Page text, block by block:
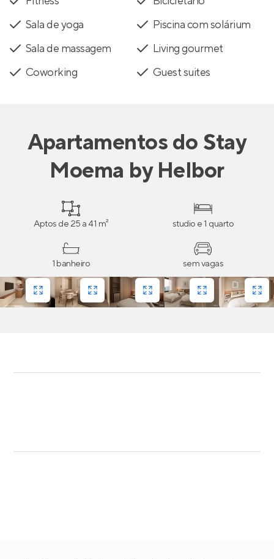
Sala de yoga
Piscina com solárium
Sala de massagem
Living gourmet
Coworking
Guest suites
Apartamentosdo Stay
Moema by Helbor
Aptos de 25 a 41 m² studio e 1 quarto
1 banheiro sem vagas